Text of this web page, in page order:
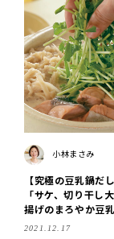
小林まさみ
【究極の豆乳鍋だ
「サケ、切り干し
揚げのまろやか豆
／小林まさみさん
2021.12.17